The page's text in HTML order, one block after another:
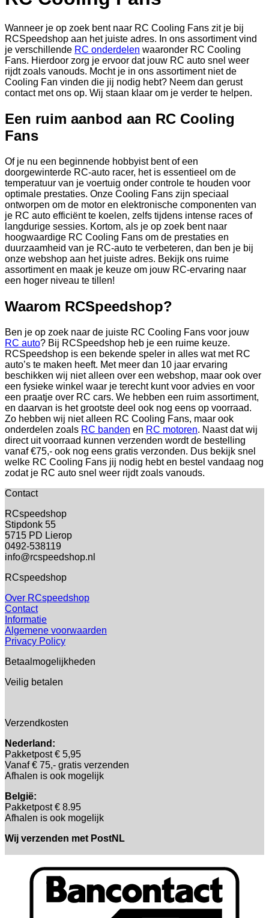
Wanneer je op zoek bent naar RC Cooling Fans zit je bij
RCSpeedshop aan het juiste adres. In ons assortiment vind
je verschillende RC onderdelen waaronder RC Cooling
Fans. Hierdoor zorg je ervoor dat jouw RC auto snel weer
rijdt zoals vanouds. Mocht je in ons assortiment niet de
Cooling Fan vinden die jij nodig hebt? Neem dan gerust
contact met ons op. Wij staan klaar om je verder te helpen.
Een ruim aanbod aan RC Cooling
Fans
Of je nu een beginnende hobbyist bent of een
doorgewinterde RC-auto racer, het is essentieel om de
temperatuur van je voertuig onder controle te houden voor
optimale prestaties. Onze Cooling Fans zijn speciaal
ontworpen om de motor en elektronische componenten van
je RC auto efficiënt te koelen, zelfs tijdens intense races of
langdurige sessies. Kortom, als je op zoek bent naar
hoogwaardige RC Cooling Fans om de prestaties en
duurzaamheid van je RC-auto te verbeteren, dan ben je bij
onze webshop aan het juiste adres. Bekijk ons ruime
assortiment en maak je keuze om jouw RC-ervaring naar
een hoger niveau te tillen!
Waarom RCSpeedshop?
Ben je op zoek naar de juiste RC Cooling Fans voor jouw
RC auto? Bij RCSpeedshop heb je een ruime keuze.
RCSpeedshop is een bekende speler in alles wat met RC
auto’s te maken heeft. Met meer dan 10 jaar ervaring
beschikken wij niet alleen over een webshop, maar ook over
een fysieke winkel waar je terecht kunt voor advies en voor
een praatje over RC cars. We hebben een ruim assortiment,
en daarvan is het grootste deel ook nog eens op voorraad.
Zo hebben wij niet alleen RC Cooling Fans, maar ook
onderdelen zoals RC banden en RC motoren. Naast dat wij
direct uit voorraad kunnen verzenden wordt de bestelling
vanaf €75,- ook nog eens gratis verzonden. Dus bekijk snel
welke RC Cooling Fans jij nodig hebt en bestel vandaag nog
zodat je RC auto snel weer rijdt zoals vanouds.
Contact
RCspeedshop
Stipdonk 55
5715 PD Lierop
0492-538119
info@rcspeedshop.nl
RCspeedshop
Over RCspeedshop
Contact
Informatie
Algemene voorwaarden
Privacy Policy
Betaalmogelijkheden
Veilig betalen
Verzendkosten
Nederland:
Pakketpost € 5,95
Vanaf € 75,- gratis verzenden
Afhalen is ook mogelijk
België:
Pakketpost € 8.95
Afhalen is ook mogelijk
Wij verzenden met PostNL